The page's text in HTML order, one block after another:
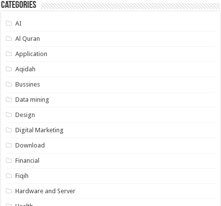
Categories
AI
Al Quran
Application
Aqidah
Bussines
Data mining
Design
Digital Marketing
Download
Financial
Fiqih
Hardware and Server